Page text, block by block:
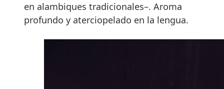
en alambiques tradicionales–. Aroma
profundo y aterciopelado en la lengua.